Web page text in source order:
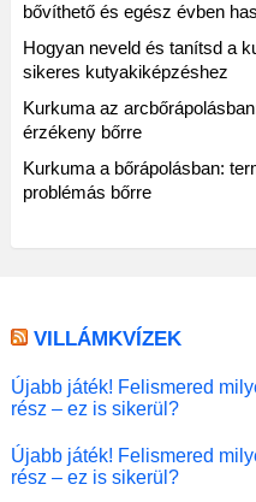
bővíthető és egész évben
Hogyan neveld és tanítsd a
sikeres kutyakiképzéshez
Kurkuma az
érzékeny bőrre
Kurkuma a bőrápolásban:
problémás bőrre
VILLÁMKVÍZEK
Újabb játék! Felismered
rész – ez is sikerül?
Újabb játék! Felismered
rész – ez is sikerül?